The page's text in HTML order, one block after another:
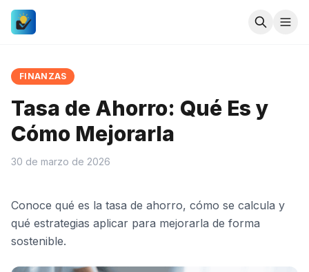
FINANZAS
Tasa de Ahorro: Qué Es y
Cómo Mejorarla
30 de marzo de 2026
Conoce qué es la tasa de ahorro, cómo se calcula y
qué estrategias aplicar para mejorarla de forma
sostenible.